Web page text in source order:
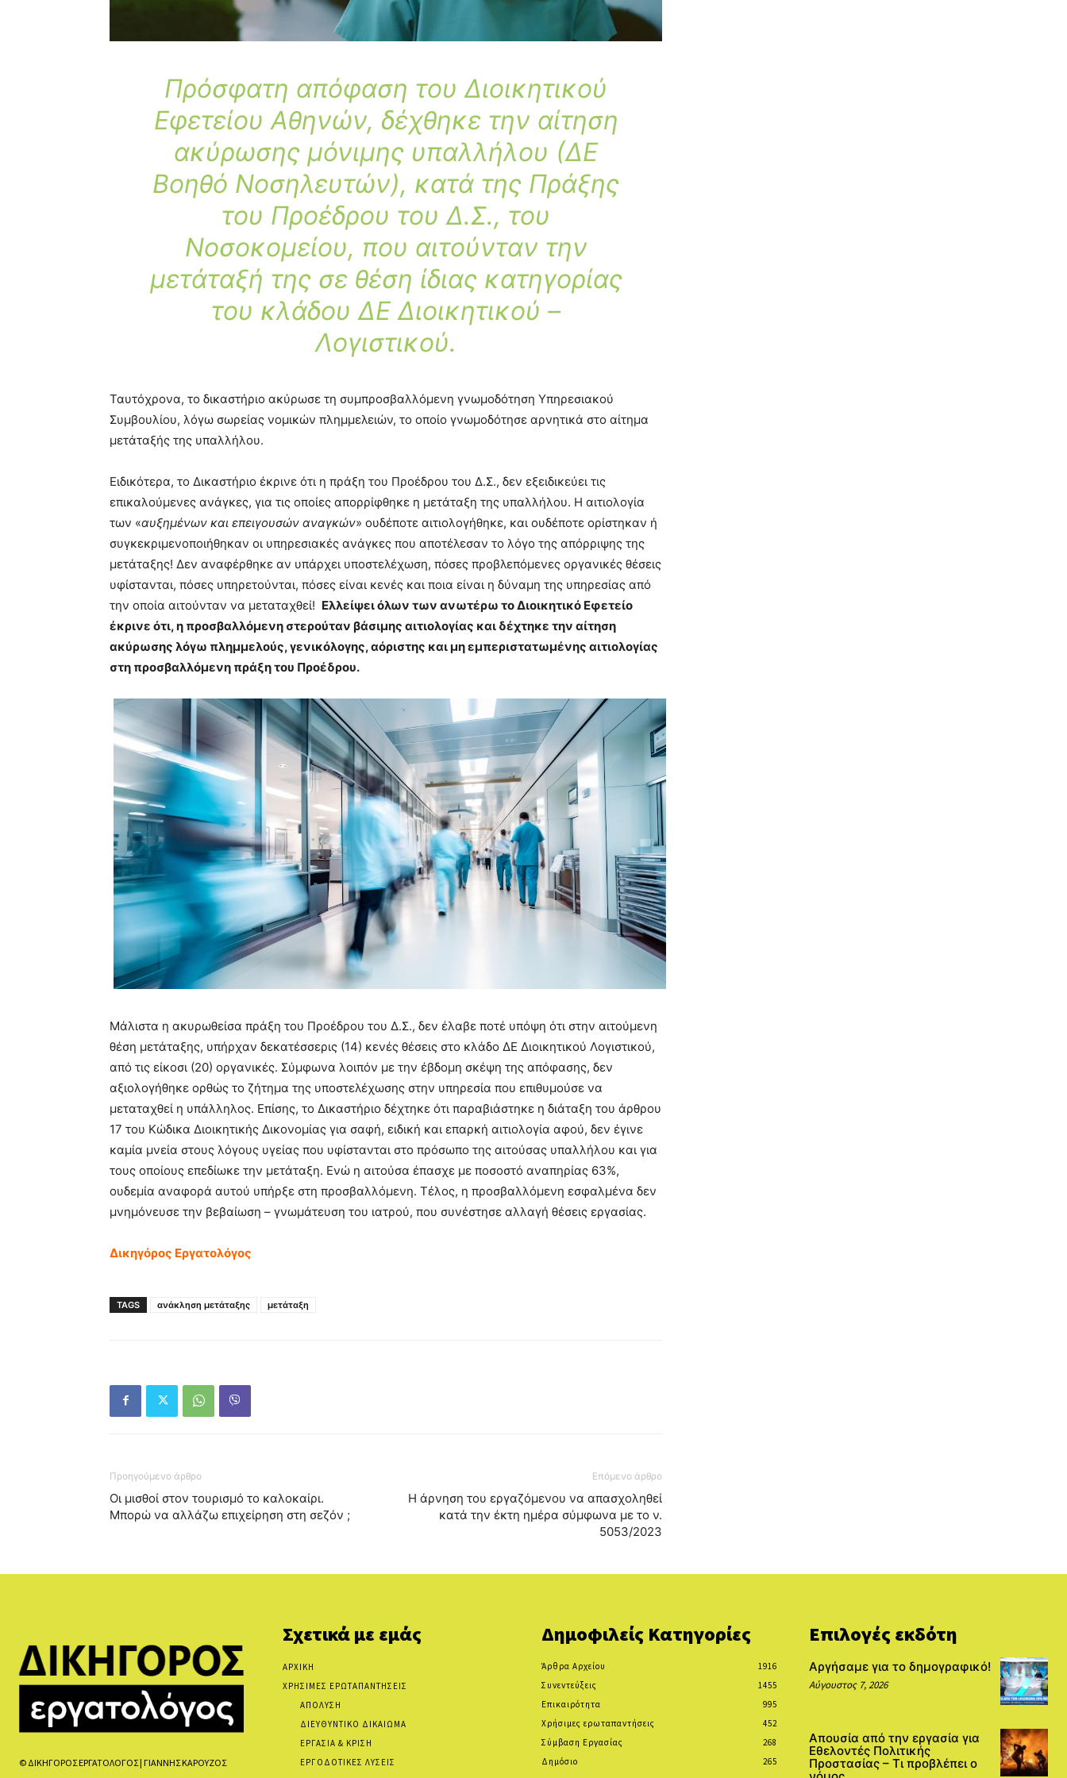
Πρόσφατη απόφαση του Διοικητικού
Εφετείου Αθηνών, δέχθηκε την αίτηση
ακύρωσης μόνιμης υπαλλήλου (ΔΕ
Βοηθό Νοσηλευτών), κατά της Πράξης
του Προέδρου του Δ.Σ., του
Νοσοκομείου, που αιτούνταν την
μετάταξή της σε θέση ίδιας κατηγορίας
του κλάδου ΔΕ Διοικητικού –
Λογιστικού.
Ταυτόχρονα, το δικαστήριο ακύρωσε τη συμπροσβαλλόμενη γνωμοδότηση Υπηρεσιακού
Συμβουλίου, λόγω σωρείας νομικών πλημμελειών, το οποίο γνωμοδότησε αρνητικά στο αίτημα
μετάταξής της υπαλλήλου.
Ειδικότερα, το Δικαστήριο έκρινε ότι η πράξη του Προέδρου του Δ.Σ., δεν εξειδικεύει τις
επικαλούμενες ανάγκες, για τις οποίες απορρίφθηκε η μετάταξη της υπαλλήλου. Η αιτιολογία
των «αυξημένων και επειγουσών αναγκών» ουδέποτε αιτιολογήθηκε, και ουδέποτε ορίστηκαν ή
συγκεκριμενοποιήθηκαν οι υπηρεσιακές ανάγκες που αποτέλεσαν το λόγο της απόρριψης της
μετάταξης! Δεν αναφέρθηκε αν υπάρχει υποστελέχωση, πόσες προβλεπόμενες οργανικές θέσεις
υφίστανται, πόσες υπηρετούνται, πόσες είναι κενές και ποια είναι η δύναμη της υπηρεσίας από
την οποία αιτούνταν να μεταταχθεί! Ελλείψει όλων των ανωτέρω το Διοικητικό Εφετείο
έκρινε ότι, η προσβαλλόμενη στερούταν βάσιμης αιτιολογίας και δέχτηκε την αίτηση
ακύρωσης λόγω πλημμελούς, γενικόλογης, αόριστης και μη εμπεριστατωμένης αιτιολογίας
στη προσβαλλόμενη πράξη του Προέδρου.
Μάλιστα η ακυρωθείσα πράξη του Προέδρου του Δ.Σ., δεν έλαβε ποτέ υπόψη ότι στην αιτούμενη
θέση μετάταξης, υπήρχαν δεκατέσσερις (14) κενές θέσεις στο κλάδο ΔΕ Διοικητικού Λογιστικού,
από τις είκοσι (20) οργανικές. Σύμφωνα λοιπόν με την έβδομη σκέψη της απόφασης, δεν
αξιολογήθηκε ορθώς το ζήτημα της υποστελέχωσης στην υπηρεσία που επιθυμούσε να
μεταταχθεί η υπάλληλος. Επίσης, το Δικαστήριο δέχτηκε ότι παραβιάστηκε η διάταξη του άρθρου
17 του Κώδικα Διοικητικής Δικονομίας για σαφή, ειδική και επαρκή αιτιολογία αφού, δεν έγινε
καμία μνεία στους λόγους υγείας που υφίστανται στο πρόσωπο της αιτούσας υπαλλήλου και για
τους οποίους επεδίωκε την μετάταξη. Ενώ η αιτούσα έπασχε με ποσοστό αναπηρίας 63%,
ουδεμία αναφορά αυτού υπήρξε στη προσβαλλόμενη. Τέλος, η προσβαλλόμενη εσφαλμένα δεν
μνημόνευσε την βεβαίωση – γνωμάτευση του ιατρού, που συνέστησε αλλαγή θέσεις εργασίας.
Δικηγόρος Εργατολόγος
TAGS ανάκληση μετάταξης μετάταξη
Προηγούμενο άρθρο
Οι μισθοί στον τουρισμό το καλοκαίρι.
Μπορώ να αλλάζω επιχείρηση στη σεζόν ;
Επόμενο άρθρο
Η άρνηση του εργαζόμενου να απασχοληθεί
κατά την έκτη ημέρα σύμφωνα με το ν.
5053/2023
© ΔΙΚΗΓΟΡΟΣ ΕΡΓΑΤΟΛΟΓΟΣ | ΓΙΑΝΝΗΣ ΚΑΡΟΥΖΟΣ
Σχετικά με εμάς
ΑΡΧΙΚΗ
ΧΡΗΣΙΜΕΣ ΕΡΩΤΑΠΑΝΤΗΣΕΙΣ
ΑΠΟΛΥΣΗ
ΔΙΕΥΘΥΝΤΙΚΟ ΔΙΚΑΙΩΜΑ
ΕΡΓΑΣΙΑ & ΚΡΙΣΗ
ΕΡΓΟΔΟΤΙΚΕΣ ΛΥΣΕΙΣ
Δημοφιλείς Κατηγορίες
Άρθρα Αρχείου
1916
Συνεντεύξεις
1455
Επικαιρότητα
995
Χρήσιμες ερωταπαντήσεις
452
Σύμβαση Εργασίας
268
Δημόσιο
265
Επιλογές εκδότη
Αργήσαμε για το δημογραφικό!
Αύγουστος 7, 2026
Απουσία από την εργασία για
Εθελοντές Πολιτικής
Προστασίας – Τι προβλέπει ο